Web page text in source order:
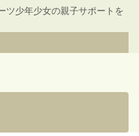
ツ少年少女の親子サポートを